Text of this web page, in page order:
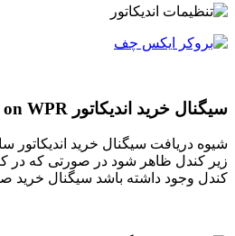
سیگنال خرید اندیکاتور Trend based on WPR
شیوه دریافت سیگنال خرید اندیکاتور
زیر کندل ظاهر شود در صورتی که در
کندل وجود داشته باشد سیگنال خرید